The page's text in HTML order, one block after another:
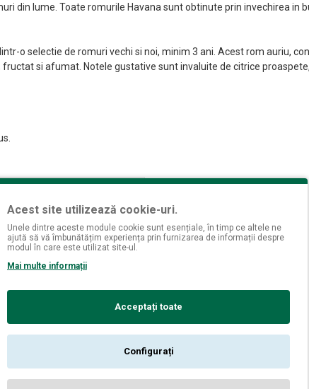
din lume. Toate romurile Havana sunt obtinute prin invechirea in
o selectie de romuri vechi si noi, minim 3 ani. Acest rom auriu,
si afumat. Notele gustative sunt invaluite de citrice
Acest site utilizează cookie-uri.
Unele dintre aceste module cookie sunt esențiale, în timp ce altele ne
ajută să vă îmbunătățim experiența prin furnizarea de informații despre
modul în care este utilizat site-ul.
Mai multe informații
Acceptați toate
Configurați